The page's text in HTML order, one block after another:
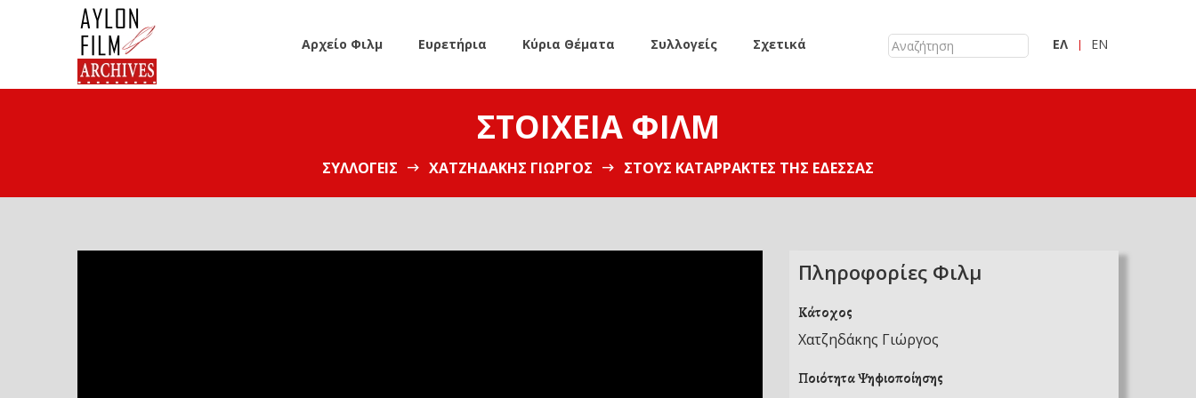
Αρχείο Φιλμ Ευρετήρια Κύρια Θέματα Συλλογείς Σχετικά ΕΛ EN
ΣΤΟΙΧΕΊΑ ΦΙΛΜ
ΣΥΛΛΟΓΕΊΣ ΧΑΤΖΗΔΆΚΗΣ ΓΙΏΡΓΟΣ ΣΤΟΥΣ ΚΑΤΑΡΡΆΚΤΕΣ ΤΗΣ ΈΔΕΣΣΑΣ
Πληροφορίες Φιλμ
Κάτοχος
Χατζηδάκης Γιώργος
Ποιότητα Ψηφιοποίησης